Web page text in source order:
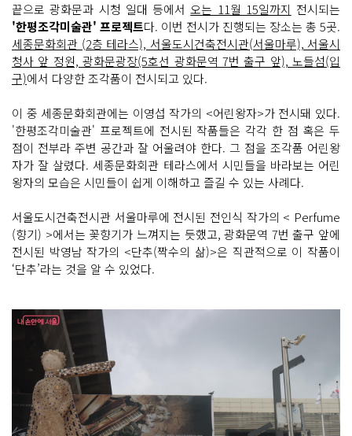
끝으로 광화문과 시청 일대 등에서오는 11월 15일까지 전시되는
'한평조각미술관' 프로젝트다. 이번 전시가 진행되는 장소는 총 5곳.
세종문화회관 (2층 테라스), 서울도시건축전시관(서울마루), 서울시
청사 앞 정원, 광화문광장(5호선 광화문역 7번 출구 앞), 노들섬(입
구)에서 다양한 조각품이 전시되고 있다.
이 중 세종문화회관에는 이영섭 작가의 <어린왕자>가 전시돼 있다.
'한평조각미술관' 프로젝트에 전시된 작품들은 각각 한 점 혹은 두
점이 전부라 주변 공간과 잘 어울려야 한다. 그 점을 조각품 어린왕
자가 잘 살렸다. 세종문화회관 테라스에서 시민들을 바라보는 어린
왕자의 모습은 시민들이 쉽게 이해하고 즐길 수 있는 사례다.
서울도시건축전시관 서울마루에 전시된 전인식 작가의 < Perfume
(향기) >에서는 꽃향기가 느껴지는 듯했고, 광화문역 7번 출구 앞에
전시된 박영남 작가의 <단추(짝수의 삶)>은 직관적으로 이 작품이
‘단추’라는 것을 알 수 있었다.